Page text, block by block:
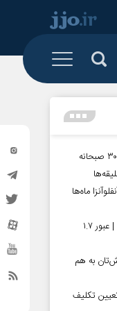
صبحانه چی درست کنم؟ معرفی ۳۰ صبحانه
ماه‌ها
ثبت‌نام ۲.۵ میلیون زائر در سماح | عبور ۱.۷
به هم
تکلیف